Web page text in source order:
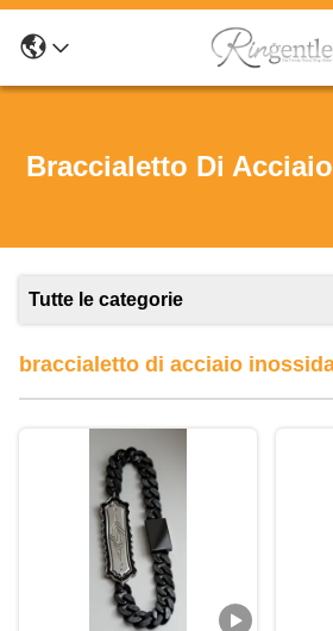
Braccialetto Di
Tutte le categorie
braccialetto di acciaio